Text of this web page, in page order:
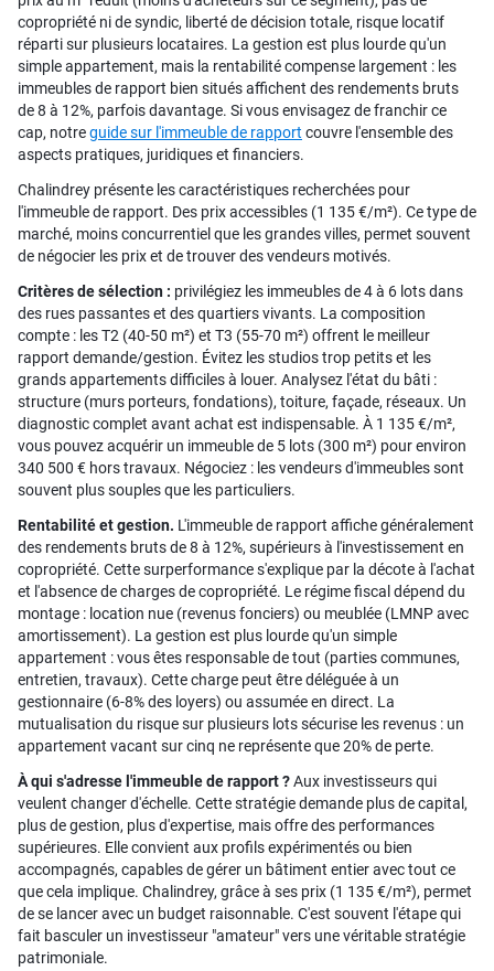
copropriété ni de syndic, liberté de décision totale, risque locatif
réparti sur plusieurs locataires. La gestion est plus lourde qu'un
simple appartement, mais la rentabilité compense largement : les
immeubles de rapport bien situés affichent des rendements bruts
de 8 à 12%, parfois davantage. Si vous envisagez de franchir ce
cap, notreguide sur l'immeuble de rapport couvre l'ensemble des
aspects pratiques, juridiques et financiers.
Chalindrey présente les caractéristiques recherchées pour
l'immeuble de rapport. Des prix accessibles (1 135 €/m²). Ce type de
marché, moins concurrentiel que les grandes villes, permet souvent
de négocier les prix et de trouver des vendeurs motivés.
Critères de sélection : privilégiez les immeubles de 4 à 6 lots dans
des rues passantes et des quartiers vivants. La composition
compte : les T2 (40-50 m²) et T3 (55-70 m²) offrent le meilleur
rapport demande/gestion. Évitez les studios trop petits et les
grands appartements difficiles à louer. Analysez l'état du bâti :
structure (murs porteurs, fondations), toiture, façade, réseaux. Un
diagnostic complet avant achat est indispensable. À 1 135 €/m²,
vous pouvez acquérir un immeuble de 5 lots (300 m²) pour environ
340 500 € hors travaux. Négociez : les vendeurs d'immeubles sont
souvent plus souples que les particuliers.
Rentabilité et gestion. L'immeuble de rapport affiche généralement
des rendements bruts de 8 à 12%, supérieurs à l'investissement en
copropriété. Cette surperformance s'explique par la décote à l'achat
et l'absence de charges de copropriété. Le régime fiscal dépend du
montage : location nue (revenus fonciers) ou meublée (LMNP avec
amortissement). La gestion est plus lourde qu'un simple
appartement : vous êtes responsable de tout (parties communes,
entretien, travaux). Cette charge peut être déléguée à un
gestionnaire (6-8% des loyers) ou assumée en direct. La
mutualisation du risque sur plusieurs lots sécurise les revenus : un
appartement vacant sur cinq ne représente que 20% de perte.
À qui s'adresse l'immeuble de rapport ?Aux investisseurs qui
veulent changer d'échelle. Cette stratégie demande plus de capital,
plus de gestion, plus d'expertise, mais offre des performances
supérieures. Elle convient aux profils expérimentés ou bien
accompagnés, capables de gérer un bâtiment entier avec tout ce
que cela implique. Chalindrey, grâce à ses prix (1 135 €/m²), permet
de se lancer avec un budget raisonnable. C'est souvent l'étape qui
fait basculer un investisseur "amateur" vers une véritable stratégie
patrimoniale.